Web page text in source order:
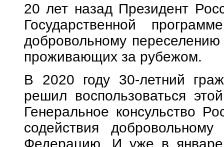
20 лет назад Президент
Государственной
добровольному
проживающих за рубежом.
В 2020 году 30-летний
решил воспользоваться
Генеральное консульство
содействия
Федерацию. И уже в